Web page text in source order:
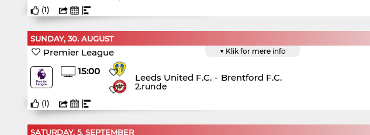
(1)
SUNDAY, 30. AUGUST
▼ Klik for mere info
Premier League
15:00
Leeds United F.C. - Brentford F.C.
2.runde
(1)
SATURDAY, 5. SEPTEMBER